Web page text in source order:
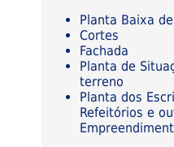
Planta Baixa
Cortes
Fachada
Planta de
terreno
Planta dos
Refeitórios e